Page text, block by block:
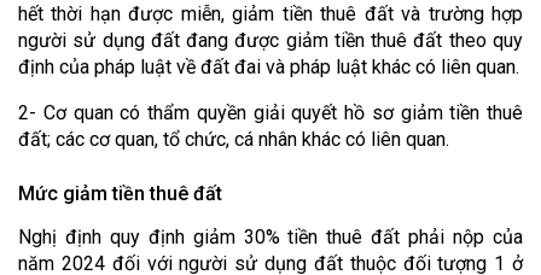
hết thời hạn được miễn, giảm tiền thuê đất và trường hợp
người sử dụng đất đang được giảm tiền thuê đất theo quy
định của pháp luật về đất đai và pháp luật khác có liên quan.
2- Cơ quan có thẩm quyền giải quyết hồ sơ giảm tiền thuê
đất; các cơ quan, tổ chức, cá nhân khác có liên quan.
Mức giảm tiền thuê đất
Nghị định quy định giảm 30% tiền thuê đất phải nộp của
năm 2024 đối với người sử dụng đất thuộc đối tượng 1 ở